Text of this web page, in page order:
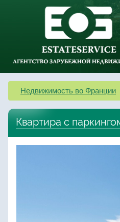
Недвижимость во Франции
Квартира с